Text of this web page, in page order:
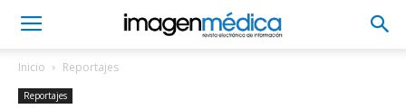
Inicio Reportajes
Reportajes